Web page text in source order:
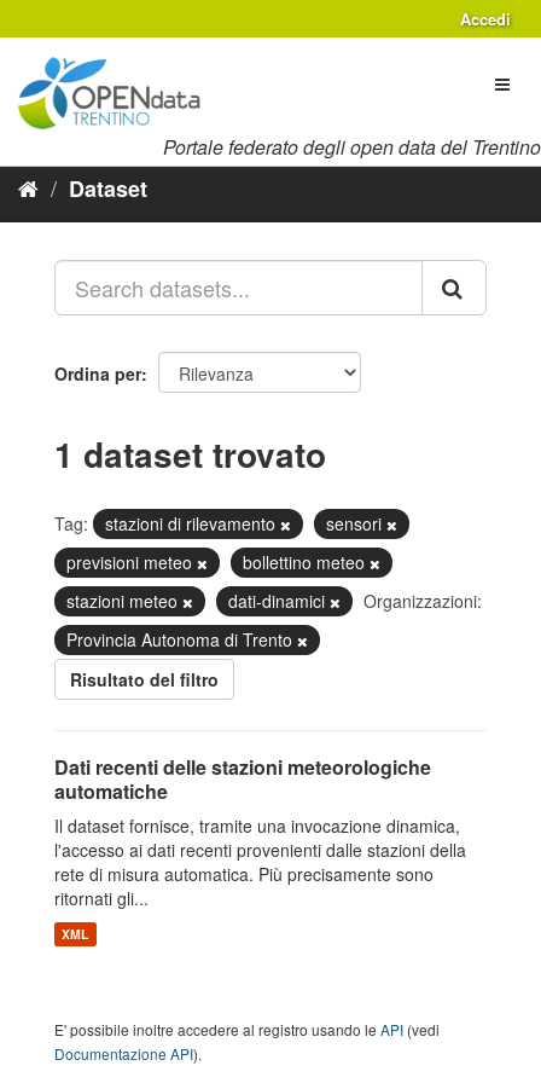
al
contenuto
Accedi
Portale federato degli open data del Trentino
Dataset
Ordina per
1 dataset trovato
Tag: stazioni di rilevamento
sensori
previsioni meteo
bollettino meteo
stazioni meteo
dati-dinamici
Organizzazioni:
Provincia Autonoma di Trento
Risultato del filtro
Dati recenti delle stazioni meteorologiche
automatiche
Il dataset fornisce, tramite una invocazione dinamica,
l'accesso ai dati recenti provenienti dalle stazioni della
rete di misura automatica. Più precisamente sono
ritornati gli...
XML
E' possibile inoltre accedere al registro usando le API (vedi
Documentazione API).